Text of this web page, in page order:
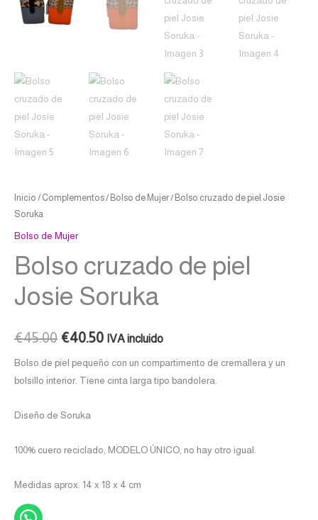
Inicio / Complementos/ Bolso de Mujer/ Bolso cruzado de piel Josie
Soruka
Bolso de Mujer
Bolso cruzado de piel
Josie Soruka
€45.00 €40.50 IVA incluido
Bolso de piel pequeño con un compartimento de cremallera y un
bolsillo interior. Tiene cinta larga tipo bandolera.
Diseño de Soruka
100% cuero reciclado, MODELO ÚNICO, no hay otro igual.
Medidas aprox: 14 x 18 x 4 cm